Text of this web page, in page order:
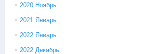
2020 Ноябрь
2021 Январь
2022 Январь
2022 Декабрь